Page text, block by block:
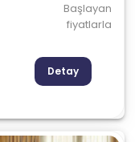
Başlayan
fiyatlarla
Detay